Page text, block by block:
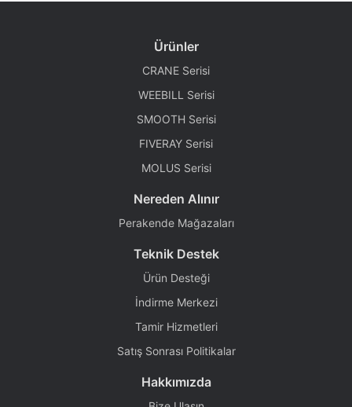
Ürünler
CRANE Serisi
WEEBILL Serisi
SMOOTH Serisi
FIVERAY Serisi
MOLUS Serisi
Nereden Alınır
Perakende Mağazaları
Teknik Destek
Ürün Desteği
İndirme Merkezi
Tamir Hizmetleri
Satış Sonrası Politikalar
Hakkımızda